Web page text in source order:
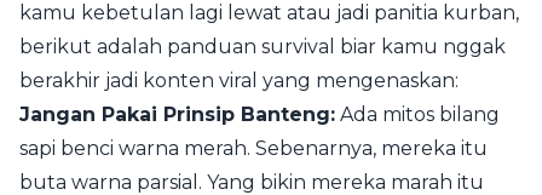
kamu kebetulan lagi lewat atau jadi panitia kurban,
berikut adalah panduan survival biar kamu nggak
berakhir jadi konten viral yang mengenaskan:
Jangan Pakai Prinsip Banteng: Ada mitos bilang
sapi benci warna merah. Sebenarnya, mereka itu
buta warna parsial. Yang bikin mereka marah itu